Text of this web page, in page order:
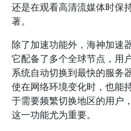
还是在观看高清流媒体时保
著。
除了加速功能外，海神加速
它配备了多个全球节点，用
系统自动切换到最快的服务
使在网络环境变化时，也能
于需要频繁切换地区的用户
这一功能尤为重要。